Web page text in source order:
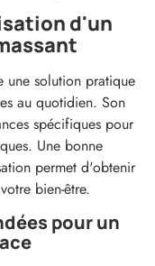
d'un
une solution pratique
au quotidien. Son
spécifiques pour
Une bonne
permet d'obtenir
bien-être.
pour un